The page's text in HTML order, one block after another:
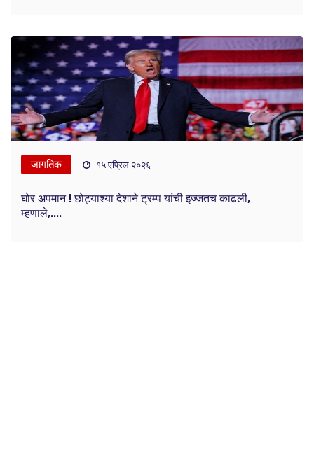
जागतिक १५ एप्रिल २०२६
घोर अपमान ! छोट्याश्या देशाने ट्रम्प यांची इज्जतच काढली,
म्हणाले,....